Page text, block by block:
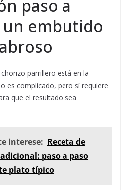
paso a
un embutido
parrillero está en la
es complicado, pero sí requiere
que el resultado sea
interese: Receta de
paso a paso
plato típico